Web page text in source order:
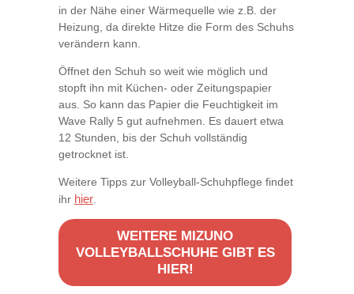
in der Nähe einer Wärmequelle wie z.B. der
Heizung, da direkte Hitze die Form des Schuhs
verändern kann.
Öffnet den Schuh so weit wie möglich und
stopft ihn mit Küchen- oder Zeitungspapier
aus. So kann das Papier die Feuchtigkeit im
Wave Rally 5 gut aufnehmen. Es dauert etwa
12 Stunden, bis der Schuh vollständig
getrocknet ist.
Weitere Tipps zur Volleyball-Schuhpflege findet
ihr hier
WEITERE MIZUNO
VOLLEYBALLSCHUHE GIBT ES
HIER!